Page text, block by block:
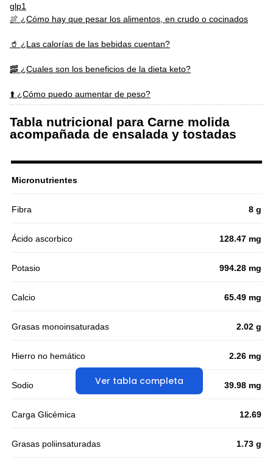
glp1
🍖 ¿Cómo hay que pesar los alimentos, en crudo o cocinados
🥤 ¿Las calorías de las bebidas cuentan?
🥓 ¿Cuales son los beneficios de la dieta keto?
⬆️ ¿Cómo puedo aumentar de peso?
Tabla nutricional para Carne molida
acompañada de ensalada y tostadas
Ver tabla completa
Micronutrientes
Fibra 8 g
Ácido ascorbico 128.47 mg
Potasio 994.28 mg
Calcio 65.49 mg
Grasas monoinsaturadas 2.02 g
Hierro no hemático 2.26 mg
Sodio 39.98 mg
Carga Glicémica 12.69
Grasas poliinsaturadas 1.73 g